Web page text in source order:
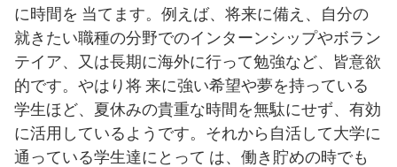
に時間を 当てます。例えば、将来に備え、自分の
就きたい職種の分野でのインターンシップやボラン
テイア、又は長期に海外に行って勉強など、皆意欲
的です。やはり将 来に強い希望や夢を持っている
学生ほど、夏休みの貴重な時間を無駄にせず、有効
に活用しているようです。それから自活して大学に
通っている学生達にとって は、働き貯めの時でも